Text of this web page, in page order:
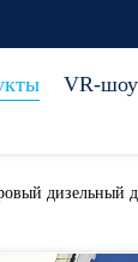
VR-шоу
дизельный